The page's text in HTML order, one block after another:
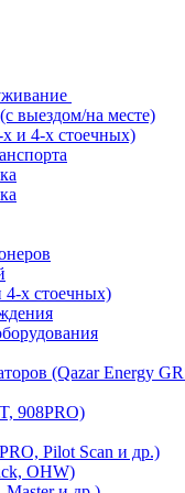
выездом/на месте)
и 4-х стоечных)
х стоечных)
(Qazar Energy
908PRO)
Pilot Scan и др.)
OHW)